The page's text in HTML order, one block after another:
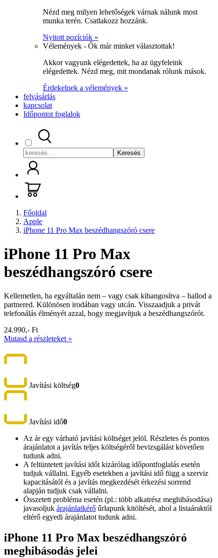
Nézd meg milyen lehetőségek várnak nálunk most
munka terén. Csatlakozz hozzánk.
Nyitott pozíciók »
Vélemények - Ők már minket választottak!
Akkor vagyunk elégedettek, ha az ügyfeleink
elégedettek. Nézd meg, mit mondanak rólunk mások.
Érdekelnek a vélemények »
felvásárlás
kapcsolat
Időpontot foglalok
Keresés
Főoldal
Apple
iPhone 11 Pro Max beszédhangszóró csere
iPhone 11 Pro Max
beszédhangszóró csere
Kellemetlen, ha egyáltalán nem – vagy csak kihangosítva – hallod a
partnered. Különösen irodában vagy utcán. Visszaadjuk a privát
telefonálás élményét azzal, hogy megjavítjuk a beszédhangszórót.
24.990,- Ft
Mutasd a részleteket »
Javítási költség0
Javítási idő0
Az ár egy várható javítási költséget jelöl. Részletes és pontos
árajánlatot a javítás teljes költségéről bevizsgálást követően
tudunk adni.
A feltüntetett javítási időt kizárólag időpontfoglalás esetén
tudjuk vállalni. Egyéb esetekben a javítási idő függ a szerviz
kapacitásától és a javítás megkezdését érkezési sorrend
alapján tudjuk csak vállalni.
Összetett probléma esetén (pl.: több alkatrész meghibásodása)
javasoljuk árajánlatkérő űrlapunk kitöltését, ahol a listaáraktól
eltérő egyedi árajánlatot tudunk adni.
iPhone 11 Pro Max beszédhangszóró
meghibásodás jelei